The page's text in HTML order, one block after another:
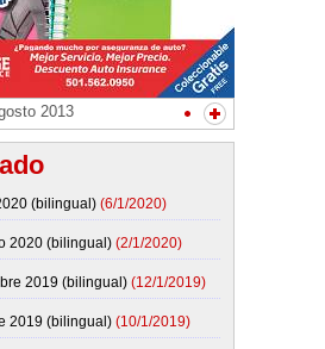
2013
(bilingual) (6/1/2020)
2020 (bilingual) (2/1/2020)
2019 (bilingual) (12/1/2019)
2019 (bilingual) (10/1/2019)